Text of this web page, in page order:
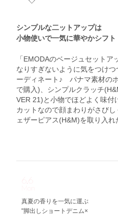
シンプルな二ットアップは
小物使いで一気に華やかシフト
「EMODAのベージュセット
なりすぎないように気をつけ
ーディネート♪ パナマ素材の
で購入)、シンプルクラッチ
VER 21)と小物でほどよく味付
カットなので顔まわりがさび
ェザーピアス(H&M)を取り入
6.6
真夏の香りを一気に運ぶ
"脚出しショートデニム×